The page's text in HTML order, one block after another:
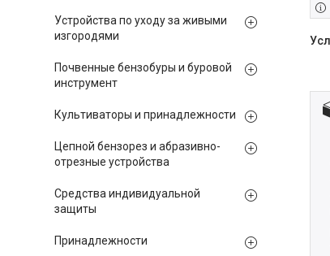
Устройства по уходу за живыми
изгородями
Почвенные бензобуры и буровой
инструмент
Культиваторы и принадлежности
Цепной бензорез и абразивно-
отрезные устройства
Средства индивидуальной
защиты
Принадлежности